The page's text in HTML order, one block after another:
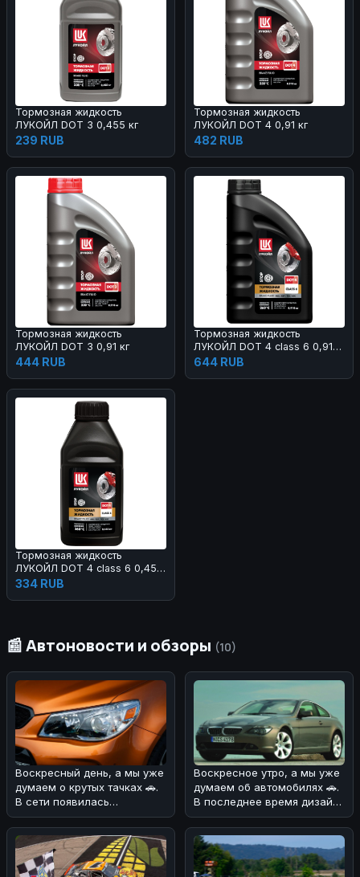
Тормозная жидкость
ЛУКОЙЛ DOT 3 0,455 кг
239 RUB
Тормозная жидкость
ЛУКОЙЛ DOT 4 0,91 кг
482 RUB
Тормозная жидкость
ЛУКОЙЛ DOT 3 0,91 кг
444 RUB
Тормозная жидкость
ЛУКОЙЛ DOT 4 class 6 0,91
кг
644 RUB
Тормозная жидкость
ЛУКОЙЛ DOT 4 class 6 0,455
кг
334 RUB
📰 Автоновости и обзоры (10)
Воскресный день, а мы уже
думаем о крутых тачках 🚗.
В сети появилась
информация о Шевроле СС
- musc
Воскресное утро, а мы уже
думаем об автомобилях 🚗.
В последнее время дизайн
BMW вызывает много спор